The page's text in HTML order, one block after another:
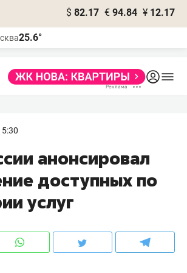
$ 82.17 € 94.84 ¥ 12.17
25.6°
анонсировал
доступных по
услуг